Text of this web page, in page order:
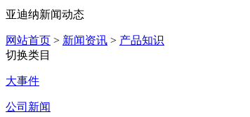
亚迪纳新闻动态
网站首页 > 新闻资讯 > 产品知识
切换类目
大事件
公司新闻